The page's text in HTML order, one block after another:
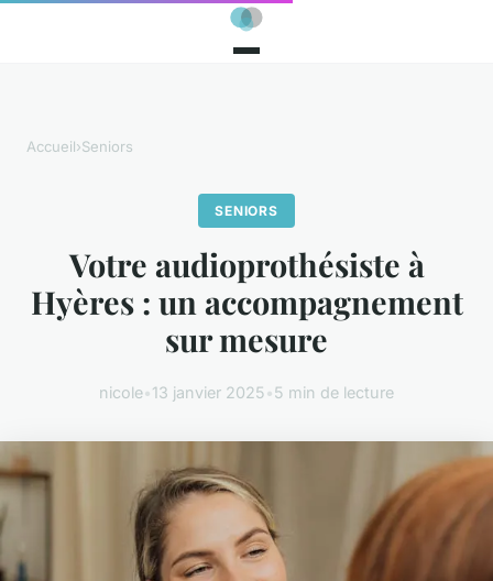
Accueil›Seniors
SENIORS
Votre audioprothésiste à
Hyères : un accompagnement
sur mesure
nicole•13 janvier 2025•5 min de lecture